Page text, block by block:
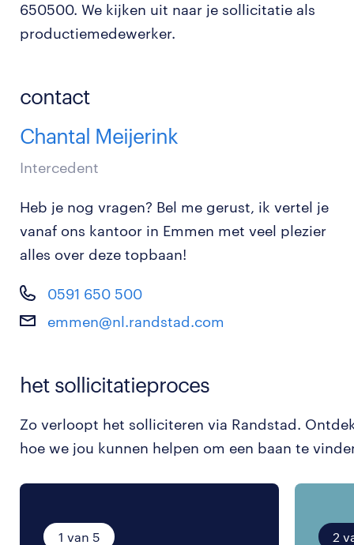
650500. We kijken uit naar je sollicitatie als
productiemedewerker.
contact
Chantal Meijerink
Intercedent
Heb je nog vragen? Bel me gerust, ik vertel je
vanaf ons kantoor in Emmen met veel plezier
alles over deze topbaan!
0591 650 500
emmen@nl.randstad.com
het sollicitatieproces
Zo verloopt het solliciteren via Randstad.
hoe we jou kunnen helpen om een baan te
1 van 5 2